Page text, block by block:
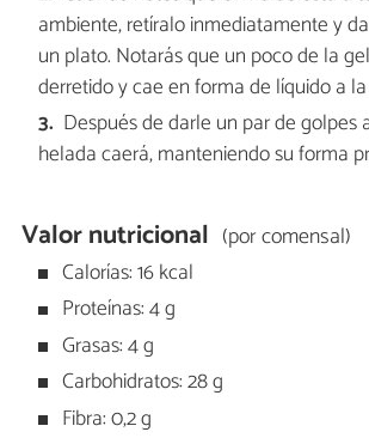
ambiente, retíralo inmediatamente y
un plato. Notarás que un poco de la
derretido y cae en forma de líquido a
Después de darle un par de golpes
helada caerá, manteniendo su forma
Valor nutricional (por comensal)
Calorías: 16 kcal
Proteínas: 4 g
Grasas: 4 g
Carbohidratos: 28 g
Fibra: 0,2 g